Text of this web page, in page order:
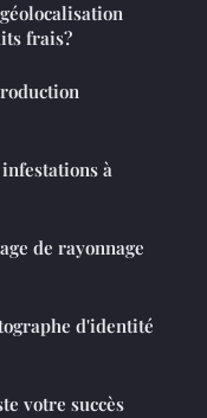
frais?
à
de rayonnage
d'identité
votre succès